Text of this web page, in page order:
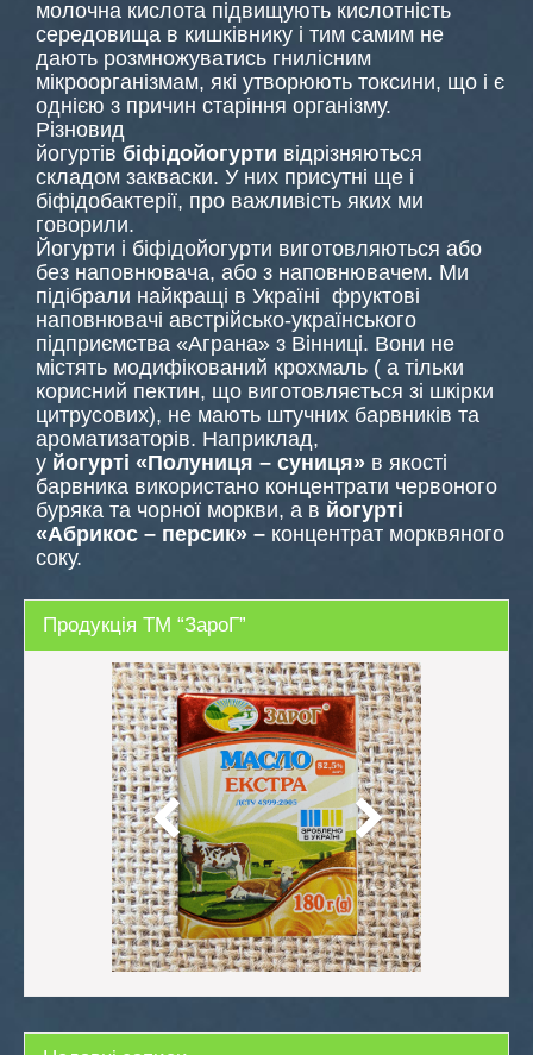
молочна кислота підвищують кислотність
середовища в кишківнику і тим самим не
дають розмножуватись гнилісним
мікроорганізмам, які утворюють токсини, що і є
однією з причин старіння організму.
Різновид
йогуртів біфідойогурти відрізняються
складом закваски. У них присутні ще і
біфідобактерії, про важливість яких ми
говорили.
Йогурти і біфідойогурти виготовляються або
без наповнювача, або з наповнювачем. Ми
підібрали найкращі в Україні фруктові
наповнювачі австрійсько-українського
підприємства «Аграна» з Вінниці. Вони не
містять модифікований крохмаль ( а тільки
корисний пектин, що виготовляється зі шкірки
цитрусових), не мають штучних барвників та
ароматизаторів. Наприклад,
у йогурті «Полуниця – суниця» в якості
барвника використано концентрати червоного
буряка та чорної моркви, а в йогурті
«Абрикос – персик» – концентрат морквяного
соку.
Продукція ТМ “ЗароГ”